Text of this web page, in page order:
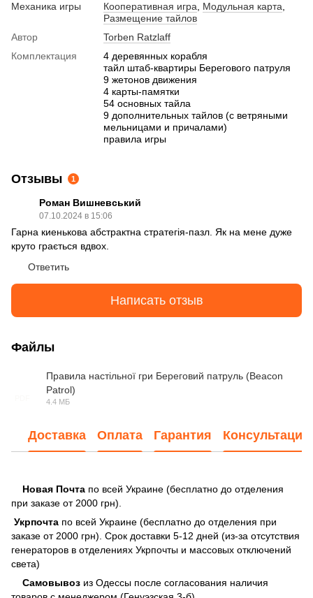
Механика игры
Кооперативная игра, Модульная карта,
Размещение тайлов
Автор
Torben Ratzlaff
Комплектация
4 деревянных корабля
тайл штаб-квартиры Берегового патруля
9 жетонов движения
4 карты-памятки
54 основных тайла
9 дополнительных тайлов (с ветряными
мельницами и причалами)
правила игры
Отзывы 1
Роман Вишневський
07.10.2024 в 15:06
Гарна киенькова абстрактна стратегія-пазл. Як на мене дуже
круто грається вдвох.
Ответить
Написать отзыв
Файлы
Правила настільної гри Береговий патруль (Beacon
Patrol)
4.4 МБ
Доставка Оплата Гарантия Консультация
Новая Почта по всей Украине (бесплатно до отделения
при заказе от 2000 грн).
Укрпочта по всей Украине (бесплатно до отделения при
заказе от 2000 грн). Срок доставки 5-12 дней (из-за отсутствия
генераторов в отделениях Укрпочты и массовых отключений
света)
Самовывоз из Одессы после согласования наличия